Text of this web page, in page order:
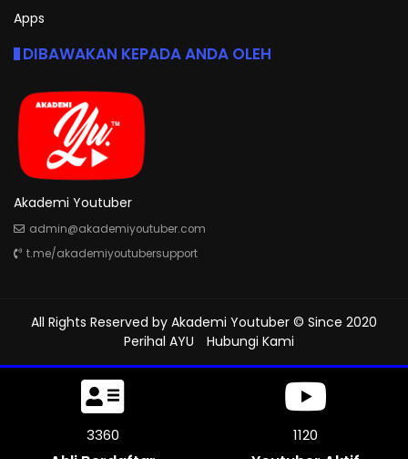
Apps
DIBAWAKAN KEPADA ANDA OLEH
Akademi Youtuber
admin@akademiyoutuber.com
t.me/akademiyoutubersupport
All Rights Reserved by Akademi Youtuber © Since 2020
Perihal AYU
Hubungi Kami
3861 1286